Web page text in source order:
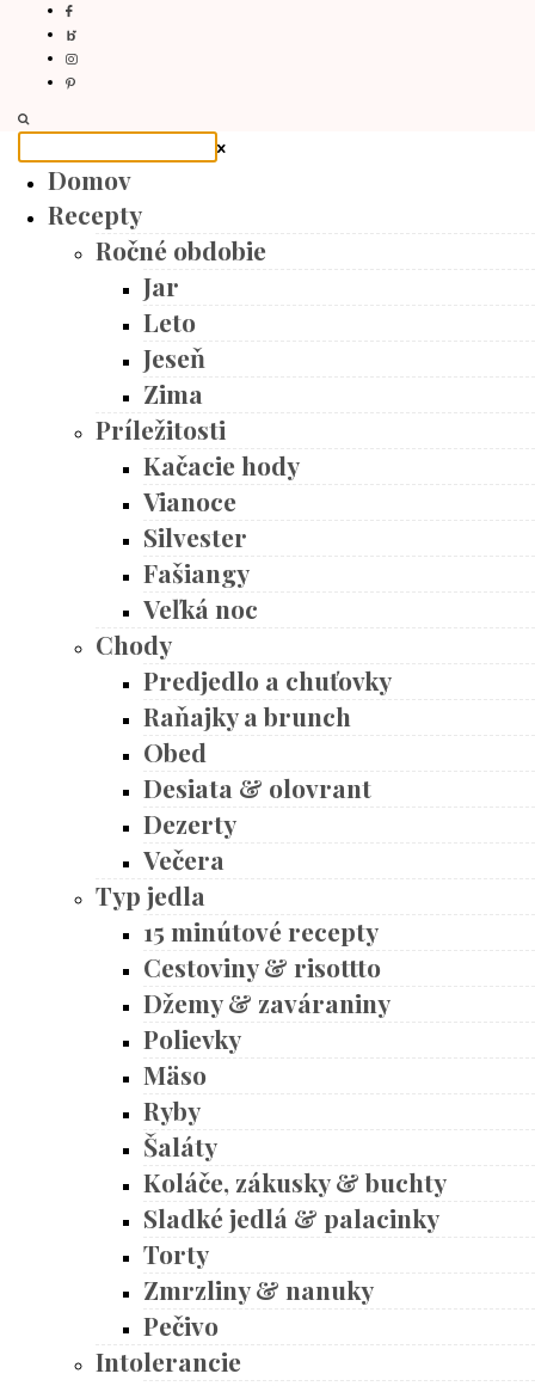
Domov
Recepty
Ročné obdobie
Jar
Leto
Jeseň
Zima
Príležitosti
Kačacie hody
Vianoce
Silvester
Fašiangy
Veľká noc
Chody
Predjedlo a chuťovky
Raňajky a brunch
Obed
Desiata & olovrant
Dezerty
Večera
Typ jedla
15 minútové recepty
Cestoviny & risottto
Džemy & zaváraniny
Polievky
Mäso
Ryby
Šaláty
Koláče, zákusky & buchty
Sladké jedlá & palacinky
Torty
Zmrzliny & nanuky
Pečivo
Intolerancie